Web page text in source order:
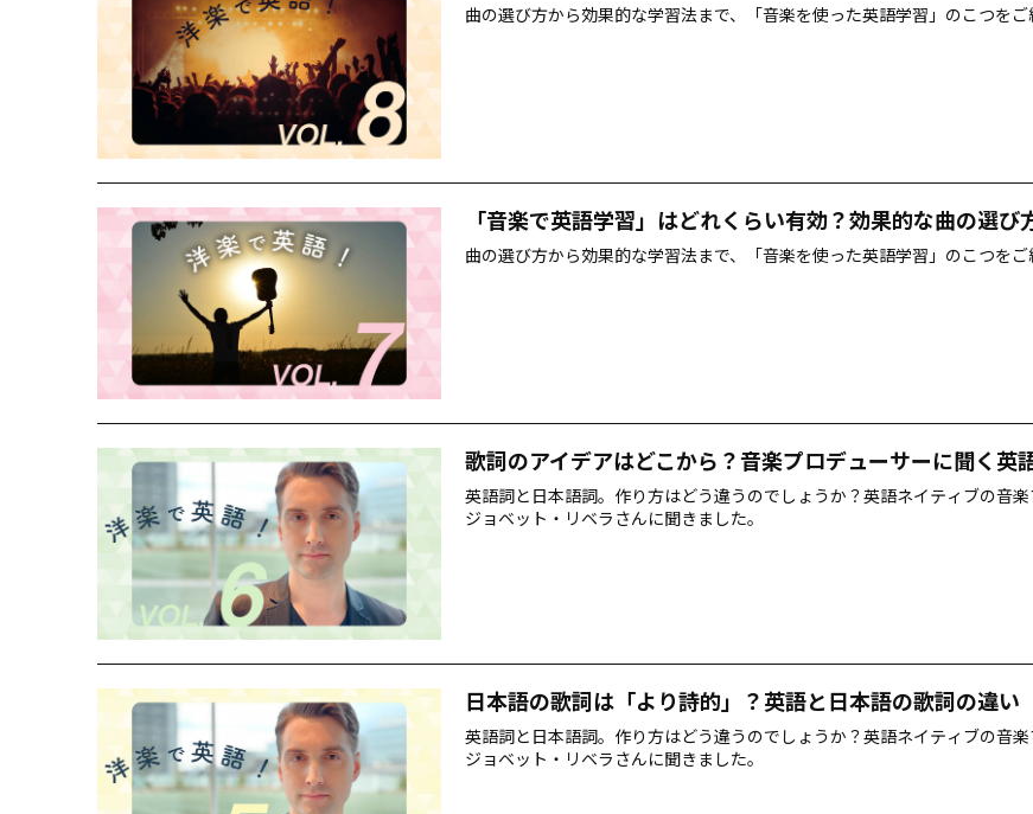
曲の選び方から効果的な学習法まで、「音楽を使った英語学習」のこつをご
「音楽で英語学習」はどれくらい有効？効果的な曲の選び
曲の選び方から効果的な学習法まで、「音楽を使った英語学習」のこつをご
歌詞のアイデアはどこから？音楽プロデューサーに聞く英
英語詞と日本語詞。作り方はどう違うのでしょうか？英語ネイティブの音楽
ジョベット・リベラさんに聞きました。
日本語の歌詞は「より詩的」？英語と日本語の歌詞の違い
英語詞と日本語詞。作り方はどう違うのでしょうか？英語ネイティブの音楽
ジョベット・リベラさんに聞きました。